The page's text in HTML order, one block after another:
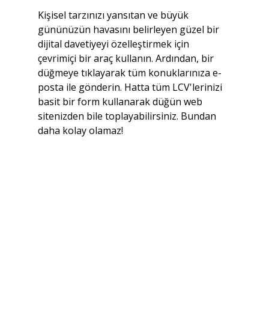
Kişisel tarzınızı yansıtan ve büyük
gününüzün havasını belirleyen güzel bir
dijital davetiyeyi özelleştirmek için
çevrimiçi bir araç kullanın. Ardından, bir
düğmeye tıklayarak tüm konuklarınıza e-
posta ile gönderin. Hatta tüm LCV'lerinizi
basit bir form kullanarak düğün web
sitenizden bile toplayabilirsiniz. Bundan
daha kolay olamaz!